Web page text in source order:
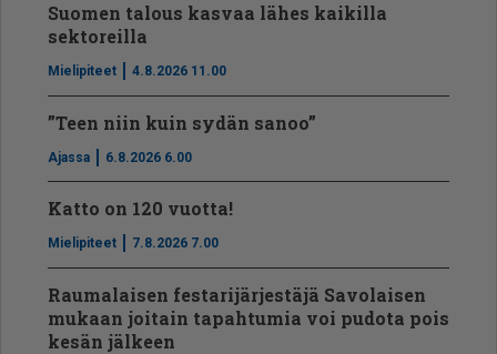
Suomen talous kasvaa lähes kaikilla
sektoreilla
Mielipiteet 4.8.2026 11.00
”Teen niin kuin sydän sanoo”
Ajassa 6.8.2026 6.00
Katto on 120 vuotta!
Mielipiteet 7.8.2026 7.00
Raumalaisen festarijärjestäjä Savolaisen
mukaan joitain tapahtumia voi pudota pois
kesän jälkeen